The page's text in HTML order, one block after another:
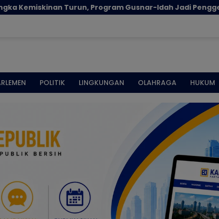
Gusnar-Idah Jadi Penggerak Ekonomi Dan Dinikmati
POLITIK LINGKUNGAN OLAHRAGA HUKUM